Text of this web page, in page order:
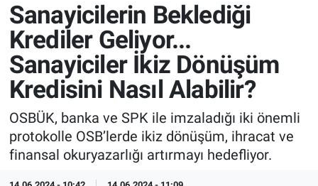
Sanayicilerin Beklediği
Krediler Geliyor...
Sanayiciler İkiz Dönüşüm
Kredisini Nasıl Alabilir?
OSBÜK, banka ve SPK ile imzaladığı iki önemli
protokolle OSB’lerde ikiz dönüşüm, ihracat ve
finansal okuryazarlığı artırmayı hedefliyor.
İnşaat ve Malzeme
HaberOrtak
EndüstriST
Enerjisini Üreten Fabrikalar
Endüstri 4.0 Uygulamaları